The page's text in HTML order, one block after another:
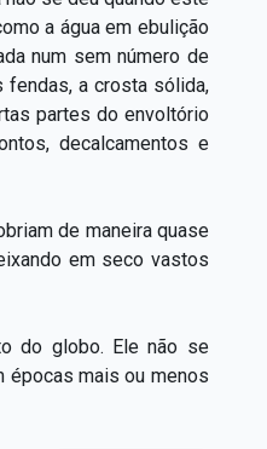
a água em ebulição
num sem ­número de
fendas, a crosta sólida,
partes do envoltório
decalcamentos e
de maneira quase
em seco vastos
do globo. Ele não se
épocas mais ou menos